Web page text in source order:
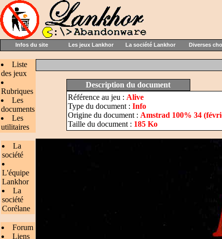
Infos du site Les jeux Lankhor La société Lankhor Diverses
Liste
des jeux
Rubriques
Les
documents
Les
utilitaires
La
société
L'équipe
Lankhor
La
société
Corélane
Forum
Liens
Description du document
Référence au jeu : Alive
Type du document :Info
Origine du document : Amstrad 100% 34
Taille du document : 185 Ko